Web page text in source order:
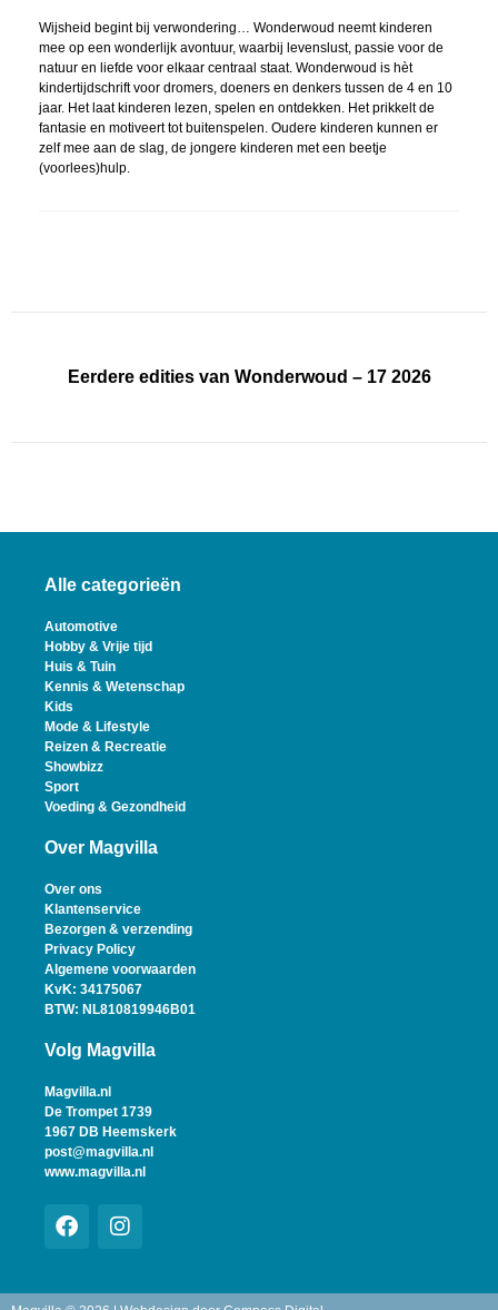
Wijsheid begint bij verwondering… Wonderwoud neemt kinderen
mee op een wonderlijk avontuur, waarbij levenslust, passie voor de
natuur en liefde voor elkaar centraal staat. Wonderwoud is hèt
kindertijdschrift voor dromers, doeners en denkers tussen de 4 en 10
jaar. Het laat kinderen lezen, spelen en ontdekken. Het prikkelt de
fantasie en motiveert tot buitenspelen. Oudere kinderen kunnen er
zelf mee aan de slag, de jongere kinderen met een beetje
(voorlees)hulp.
Eerdere edities van Wonderwoud – 17 2026
Alle categorieën
Automotive
Hobby & Vrije tijd
Huis & Tuin
Kennis & Wetenschap
Kids
Mode & Lifestyle
Reizen & Recreatie
Showbizz
Sport
Voeding & Gezondheid
Over Magvilla
Over ons
Klantenservice
Bezorgen & verzending
Privacy Policy
Algemene voorwaarden
KvK: 34175067
BTW: NL810819946B01
Volg Magvilla
Magvilla.nl
De Trompet 1739
1967 DB Heemskerk
post@magvilla.nl
www.magvilla.nl